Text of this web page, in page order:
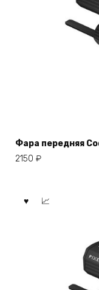
Фара передняя
2150 ₽